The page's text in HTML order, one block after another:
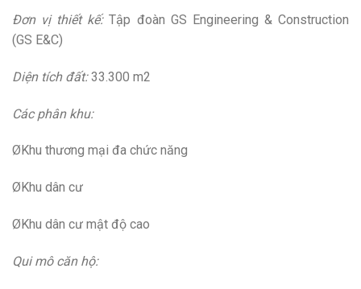
Đơn vị thiết kế:Tập đoàn GS Engineering & Construction
(GS E&C)
Diện tích đất:33.300 m2
Các phân khu:
ØKhu thương mại đa chức năng
ØKhu dân cư
ØKhu dân cư mật độ cao
Qui mô căn hộ: